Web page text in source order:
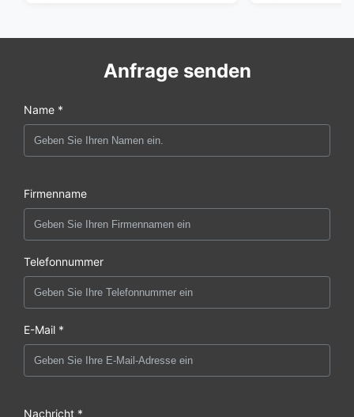
Anfrage senden
Name *
Firmenname
Telefonnummer
E-Mail *
Nachricht *